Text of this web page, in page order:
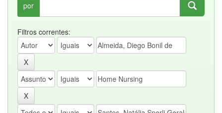
por
Filtros correntes: